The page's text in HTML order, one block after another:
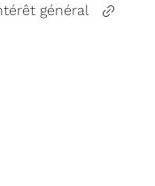
général